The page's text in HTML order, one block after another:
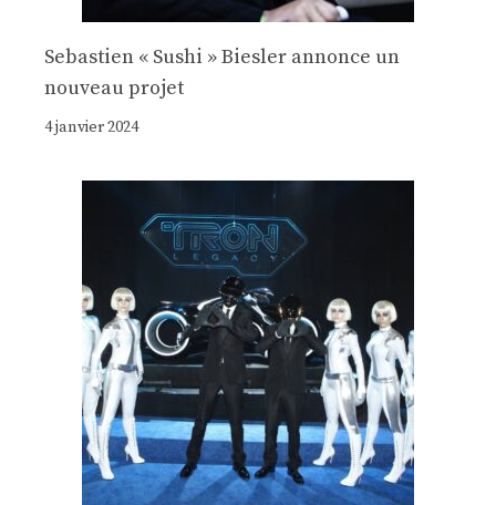
Sebastien « Sushi » Biesler annonce un
nouveau projet
4 janvier 2024